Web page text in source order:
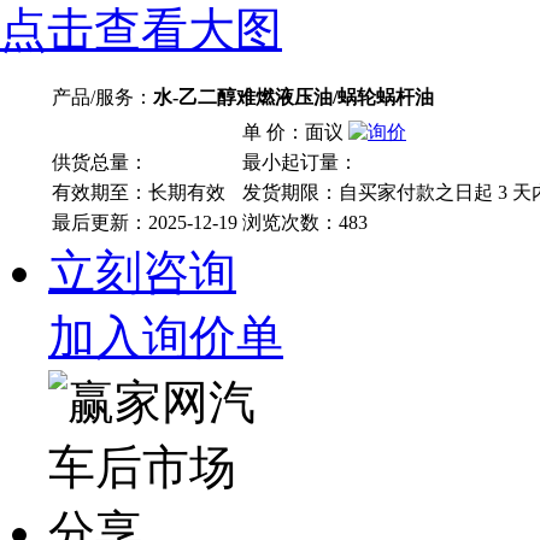
点击查看大图
产品/服务： 水-乙二醇难燃液压油/蜗轮蜗杆油
单 价：面议
供货总量：
最小起订量：
有效期至：长期有效
发货期限：自买家付款之日起 3 天
最后更新：2025-12-19 浏览次数： 483
立刻咨询
加入询价单